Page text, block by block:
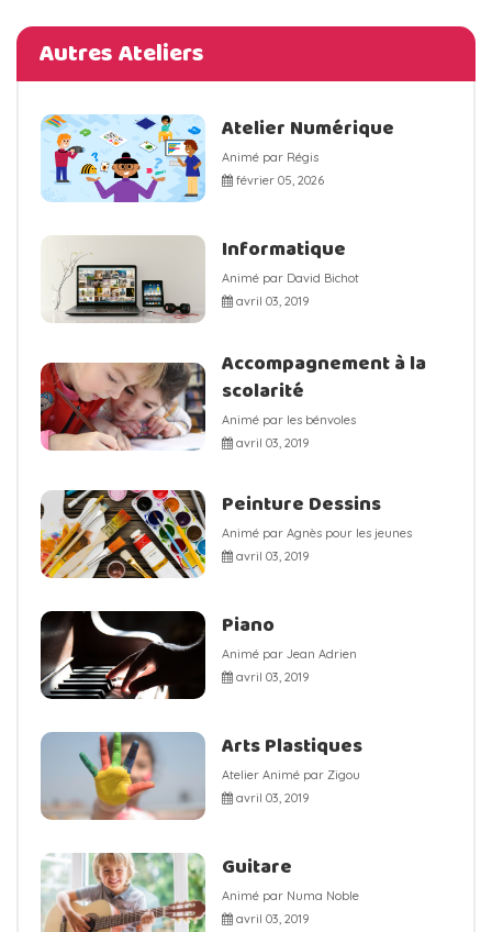
Autres Ateliers
Atelier Numérique
Animé par Régis
février 05, 2026
Informatique
Animé par David Bichot
avril 03, 2019
Accompagnement à la
scolarité
Animé par les bénvoles
avril 03, 2019
Peinture Dessins
Animé par Agnès pour les jeunes
avril 03, 2019
Piano
Animé par Jean Adrien
avril 03, 2019
Arts Plastiques
Atelier Animé par Zigou
avril 03, 2019
Guitare
Animé par Numa Noble
avril 03, 2019